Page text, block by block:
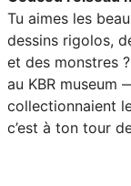
Tu aimes les
dessins rigolos,
et des monstres
au KBR museum
collectionnaient
c’est à ton tour